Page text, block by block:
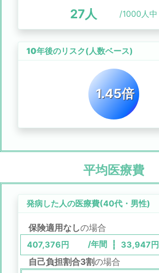
27人 /1000人中
10年後のリスク(人数ベース)
1.45倍
平均医療費
発病した人の医療費(40代 ・ 男性)
保険適用なしの場合
407,376円 /年間 33,947円
自己負担割合3割の場合